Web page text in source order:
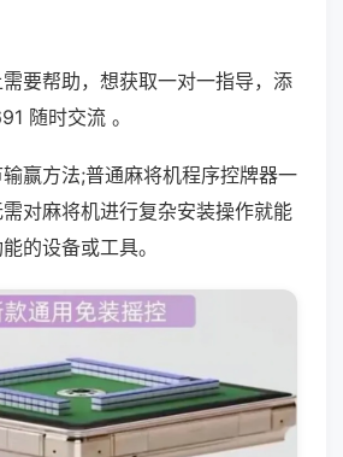
要帮助，想获取一对一指导，添
随时交流 。
赢方法;普通麻将机程序控牌器一
对麻将机进行复杂安装操作就能
的设备或工具。